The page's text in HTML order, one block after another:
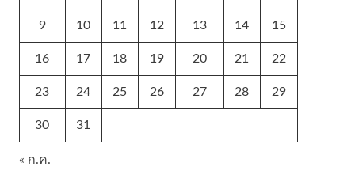
9 10 11 12 13 14 15
16 17 18 19 20 21 22
23 24 25 26 27 28 29
30 31
« ก.ค.